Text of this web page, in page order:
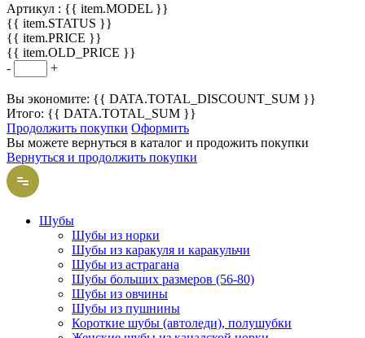
Артикул : {{ item.MODEL }}
{{ item.STATUS }}
{{ item.PRICE }}
{{ item.OLD_PRICE }}
-
+
Вы экономите: {{ DATA.TOTAL_DISCOUNT_SUM }}
Итого: {{ DATA.TOTAL_SUM }}
Продолжить покупки Оформить
Вы можете вернуться в каталог и продожить покупки
Вернуться и продолжить покупки
Шубы
Шубы из норки
Шубы из каракуля и каракульчи
Шубы из астрагана
Шубы больших размеров (56-80)
Шубы из овчины
Шубы из пушнины
Короткие шубы (автоледи), полушубки